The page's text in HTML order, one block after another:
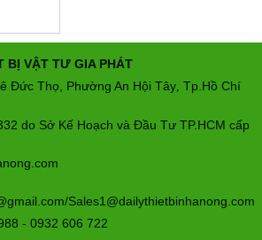
BỊ VẬT TƯ GIA PHÁT
Đức Thọ, Phường An Hội Tây, Tp.Hồ Chí
do Sở Kế Hoạch và Đầu Tư TP.HCM cấp
Sales1@dailythietbinhanong.com
- 0932 606 722